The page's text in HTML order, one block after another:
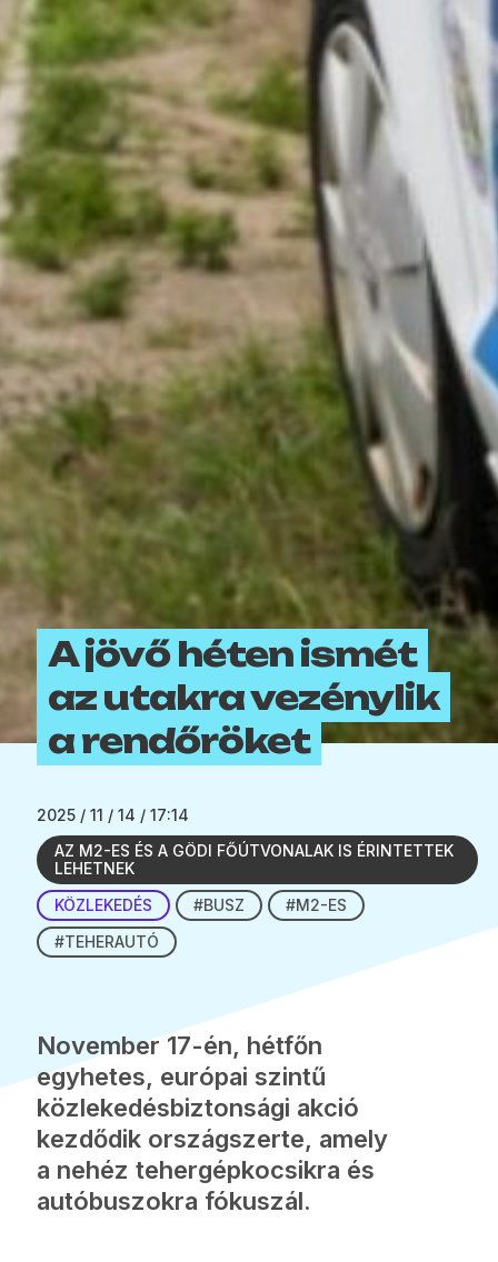
A jövő héten ismét
az utakra vezénylik
a rendőröket
2025 / 11 / 14 / 17:14
AZ M2-ES ÉS A GÖDI FŐÚTVONALAK IS ÉRINTETTEK
LEHETNEK
KÖZLEKEDÉS
#BUSZ
#M2-ES
#TEHERAUTÓ
November 17-én, hétfőn
egyhetes, európai szintű
közlekedésbiztonsági akció
kezdődik országszerte, amely
a nehéz tehergépkocsikra és
autóbuszokra fókuszál.